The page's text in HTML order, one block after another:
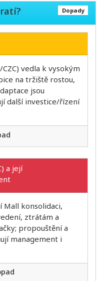
Dopady
vedla k vysokým
na tržiště rostou,
jsou
další investice/řízení
a její
Mall konsolidaci,
ztrátám a
propouštění a
management i